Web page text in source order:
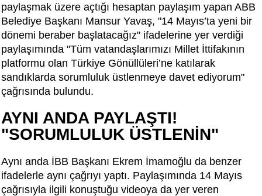
paylaşmak üzere açtığı hesaptan paylaşım yapan ABB
Belediye Başkanı Mansur Yavaş, "14 Mayıs’ta yeni bir
dönemi beraber başlatacağız" ifadelerine yer verdiği
paylaşımında "Tüm vatandaşlarımızı Millet İttifakının
platformu olan Türkiye Gönüllüleri’ne katılarak
sandıklarda sorumluluk üstlenmeye davet ediyorum"
çağrısında bulundu.
AYNI ANDA PAYLAŞTI!
"SORUMLULUK ÜSTLENİN"
Aynı anda İBB Başkanı Ekrem İmamoğlu da benzer
ifadelerle aynı çağrıyı yaptı. Paylaşımında 14 Mayıs
çağrısıyla ilgili konuştuğu videoya da yer veren